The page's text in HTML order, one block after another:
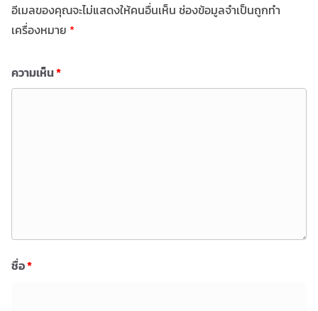
อีเมลของคุณจะไม่แสดงให้คนอื่นเห็น ช่องข้อมูลจำเป็นถูกทำ
เครื่องหมาย *
ความเห็น*
ชื่อ*